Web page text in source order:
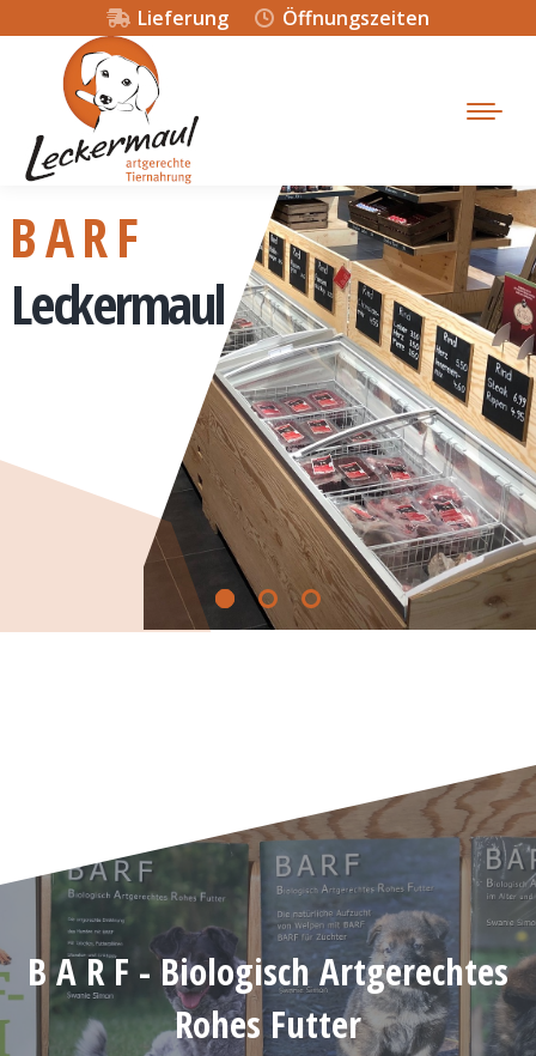
Lieferung Öffnungszeiten
B A R F
Leckermaul
B A R F - Biologisch Artgerechtes
Rohes Futter